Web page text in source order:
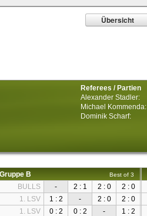
Übersicht
Referees / Partien
Alexander Stadler:
Michael Kommenda:
Dominik Scharf:
Gruppe B Best of 3
BULLS - 2 : 1 2 : 0 2 : 0
1. LSV 1 : 2 - 2 : 0 2 : 0
1. LSV 0 : 2 0 : 2 - 1 : 2